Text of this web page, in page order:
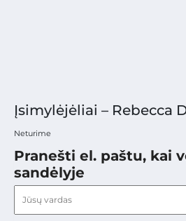
Įsimylėjėliai – Rebecca
Neturime
Pranešti el. paštu, kai
sandėlyje